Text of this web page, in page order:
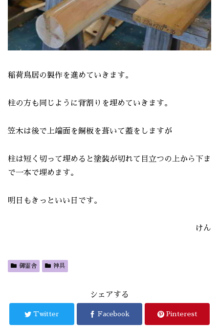
稲荷鳥居の製作を進めていきます。
柱の方も同じように背割りを埋めていきます。
笠木は後で上端面を銅板を葺いて蓋をしますが
柱は短く切って埋めると塗装が切れて目立つの上から下ま
で一本で埋めます。
明日もきっといい日です。
けん
御霊舎 神具
シェアする
Twitter Facebook Pinterest